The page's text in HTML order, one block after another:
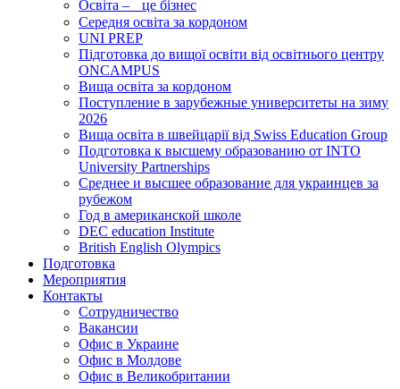
Освіта – це бізнес
Середня освіта за кордоном
UNI PREP
Підготовка до вищої освіти від освітнього центру
ONCAMPUS
Вища освіта за кордоном
Поступление в зарубежные университеты на зиму
2026
Вища освіта в швейцарії від Swiss Education Group
Подготовка к высшему образованию от INTO
University Partnerships
Среднее и высшее образование для украинцев за
рубежом
Год в американской школе
DEC education Institute
British English Olympics
Подготовка
Мероприятия
Контакты
Сотрудничество
Вакансии
Офис в Украине
Офис в Молдове
Офис в Великобритании